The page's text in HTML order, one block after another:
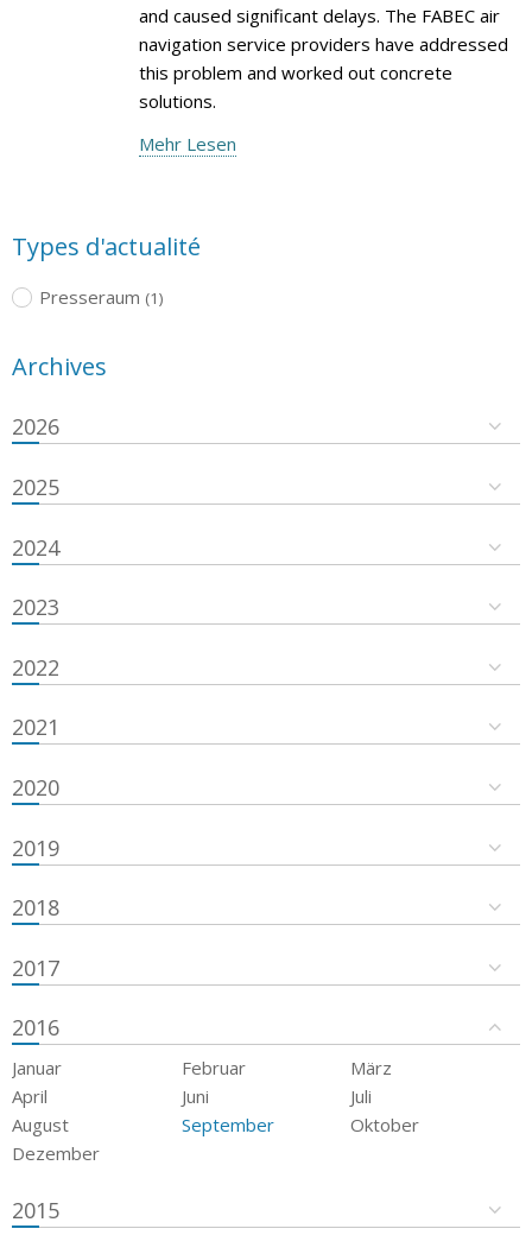
and caused significant delays. The FABEC air
navigation service providers have addressed
this problem and worked out concrete
solutions.
Mehr Lesen
Types d'actualité
Presseraum (1)
Archives
2026
2025
2024
2023
2022
2021
2020
2019
2018
2017
2016
Januar Februar
März
April
Juni
Juli
August
September
Oktober
Dezember
2015